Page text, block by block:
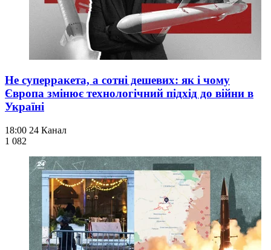
Не суперракета, а сотні дешевих: як і чому
Європа змінює технологічний підхід до війни в
Україні
18:00 24 Канал
1 082